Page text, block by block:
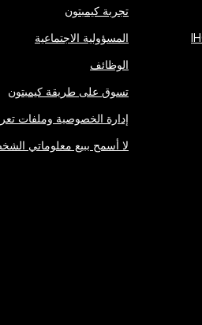
تجربة كيمبتون
المسؤولية الاجتماعية
الوظائف
تسوق على طريقة كيمبتون
إدارة الخصوصية وملفات
لا أسمح ببيع معلوماتي